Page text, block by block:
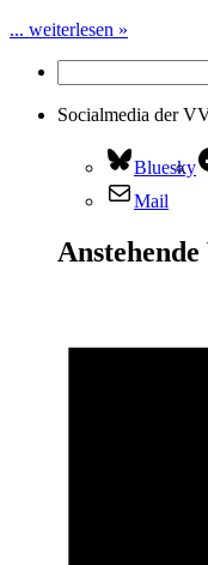
... weiterlesen »
Socialmedia der
Bluesky
Mail